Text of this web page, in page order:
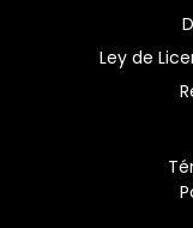
Ley de